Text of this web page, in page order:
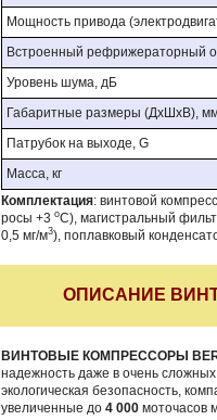
Мощность привода
Встроенный рефрижераторный
Уровень шума, дБ
Габаритные размеры (ДхШхВ),
Патрубок на выходе, G
Масса, кг
Комплектация: винтовой
росы +3 оС), магистральный
0,5 мг/м3), поплавковый
ОПИСАНИЕ
ВИНТОВЫЕ КОМПРЕССОРЫ
надежность даже в очень
экологическая безопасность,
увеличенные до 4 000 моточасов